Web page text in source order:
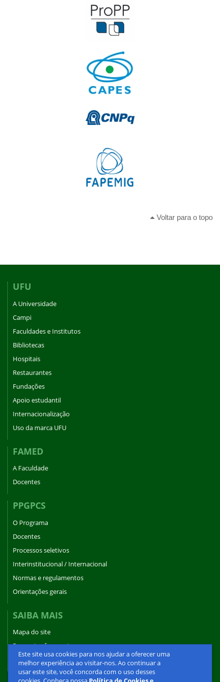
Este site usa cookies para nos ajudar a oferecer uma
melhor experiência ao visitar-nos. Ao continuar a
usar este site, você concorda com o uso desses
Voltar para o topo
UFU
A Universidade
Campi
Faculdades e Institutos
Bibliotecas
Hospitais
Restaurantes
Fundações
Apoio estudantil
Internacionalização
Uso da marca UFU
FAMED
A Faculdade
Docentes
PPGPCS
O Programa
Docentes
Processos seletivos
Interinstitucional / Internacional
Normas e regulamentos
Orientações gerais
SAIBA MAIS
Mapa do site
Perguntas frequentes
Fale conosco